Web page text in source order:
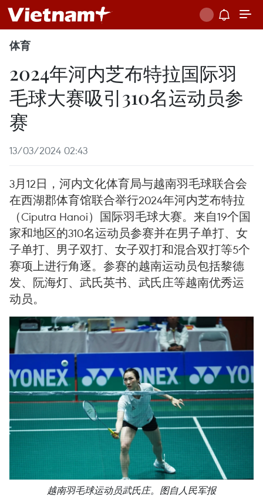
体育
2024年河内芝布特拉国际羽
毛球大赛吸引310名运动员参
赛
13/03/2024 02:43
3月12日，河内文化体育局与越南羽毛球联合会
在西湖郡体育馆联合举行2024年河内芝布特拉
（Ciputra Hanoi）国际羽毛球大赛。来自19个国
家和地区的310名运动员参赛并在男子单打、女
子单打、男子双打、女子双打和混合双打等5个
赛项上进行角逐。参赛的越南运动员包括黎德
发、阮海灯、武氏英书、武氏庄等越南优秀运
动员。
越南羽毛球运动员武氏庄。图自人民军报